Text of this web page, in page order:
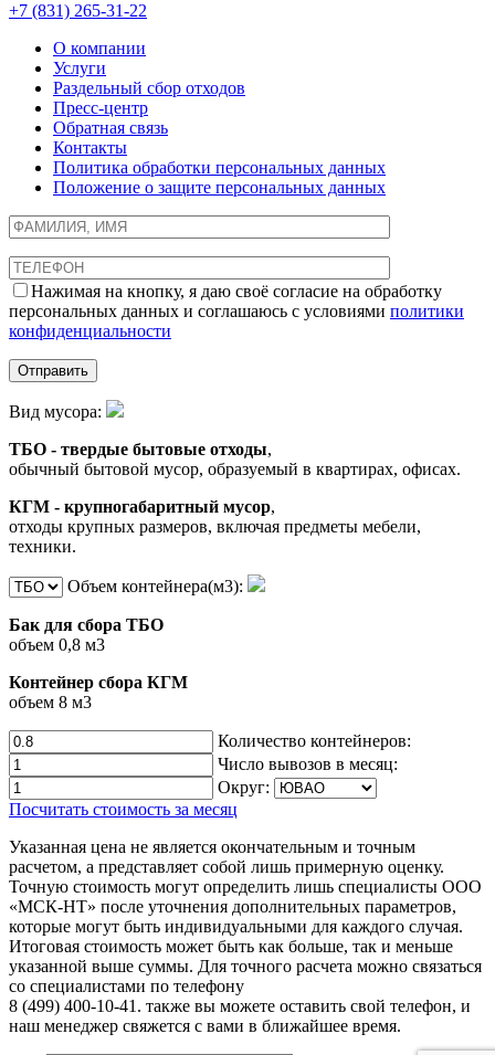
+7 (831) 265-31-22
О компании
Услуги
Раздельный сбор отходов
Пресс-центр
Обратная связь
Контакты
Политика обработки персональных данных
Положение о защите персональных данных
Нажимая на кнопку, я даю своё согласие на обработку
персональных данных и соглашаюсь с условиями политики
конфиденциальности
Вид мусора:
ТБО - твердые бытовые отходы,
обычный бытовой мусор, образуемый в квартирах, офисах.
КГМ - крупногабаритный мусор,
отходы крупных размеров, включая предметы мебели,
техники.
Объем контейнера(м3):
Бак для сбора ТБО
объем 0,8 м3
Контейнер сбора КГМ
объем 8 м3
Количество контейнеров:
Число вывозов в месяц:
Округ:
Посчитать стоимость за месяц
Указанная цена не является окончательным и точным
расчетом, а представляет собой лишь примерную оценку.
Точную стоимость могут определить лишь специалисты ООО
«МСК-НТ» после уточнения дополнительных параметров,
которые могут быть индивидуальными для каждого случая.
Итоговая стоимость может быть как больше, так и меньше
указанной выше суммы. Для точного расчета можно связаться
со специалистами по телефону
8 (499) 400-10-41. также вы можете оставить свой телефон, и
наш менеджер свяжется с вами в ближайшее время.